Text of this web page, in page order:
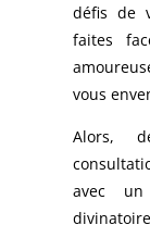
défis de
faites
vous
Alors,
avec